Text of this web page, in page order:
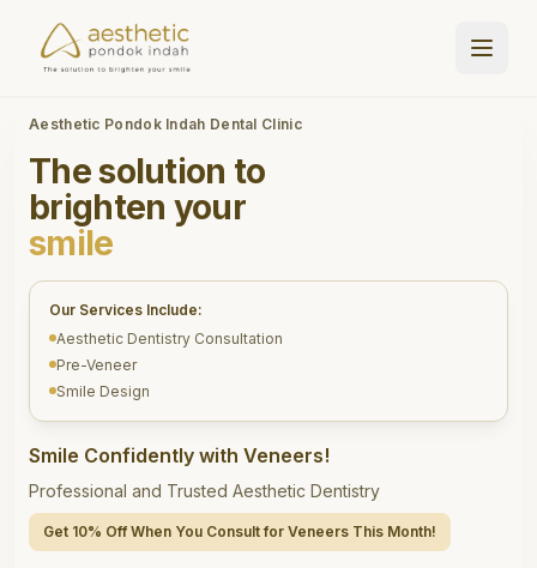
Aesthetic Pondok Indah Dental Clinic
The solution to
brighten your
smile
Our Services Include:
Aesthetic Dentistry Consultation
Pre-Veneer
Smile Design
Smile Confidently with Veneers!
Professional and Trusted Aesthetic Dentistry
Get 10% Off When You Consult for Veneers This Month!